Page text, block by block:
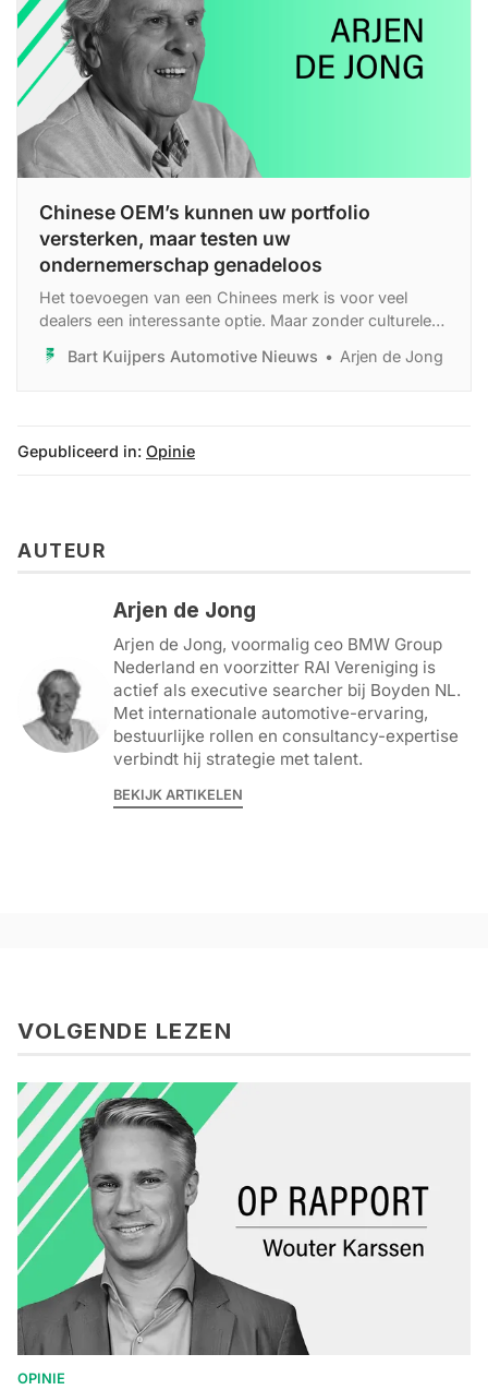
Chinese OEM’s kunnen uw portfolio
versterken, maar testen uw
ondernemerschap genadeloos
Het toevoegen van een Chinees merk is voor veel
dealers een interessante optie. Maar zonder culturele
kennis, scherpe analyse van rendement en R&D, en
duidelijke inzichten in distributie en prijsstrategie, is het
Bart Kuijpers Automotive Nieuws Arjen de Jong
Gepubliceerd in: Opinie
AUTEUR
Arjen de Jong
Arjen de Jong, voormalig ceo BMW Group
Nederland en voorzitter RAI Vereniging is
actief als executive searcher bij Boyden NL.
Met internationale automotive-ervaring,
bestuurlijke rollen en consultancy-expertise
verbindt hij strategie met talent.
BEKIJK ARTIKELEN
VOLGENDE LEZEN
OPINIE